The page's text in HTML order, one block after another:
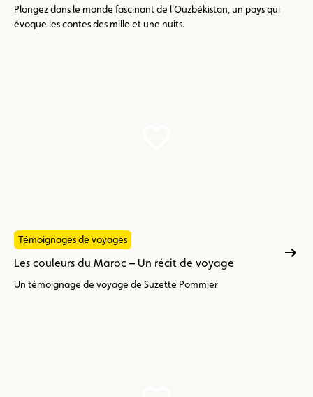
Plongez dans le monde fascinant de l'Ouzbékistan, un pays qui
évoque les contes des mille et une nuits.
Témoignages de voyages
Les couleurs du Maroc – Un récit de voyage
Un témoignage de voyage de Suzette Pommier